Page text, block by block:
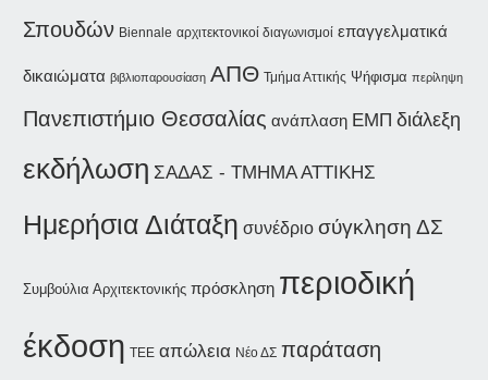
Σπουδών Biennale αρχιτεκτονικοί διαγωνισμοί επαγγελματικά
δικαιώματα βιβλιοπαρουσίαση ΑΠΘ Τμήμα Αττικής Ψήφισμα περίληψη
Πανεπιστήμιο Θεσσαλίας ανάπλαση ΕΜΠ διάλεξη
εκδήλωση ΣΑΔΑΣ - ΤΜΗΜΑ ΑΤΤΙΚΗΣ
Ημερήσια Διάταξη συνέδριο σύγκληση ΔΣ
Συμβούλια Αρχιτεκτονικής πρόσκληση περιοδική
έκδοση ΤΕΕ απώλεια Νέο ΔΣ παράταση